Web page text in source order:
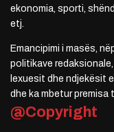
ekonomia, sporti,
etj.
Emancipimi i masës,
politikave
lexuesit dhe ndjekësit
dhe ka mbetur premisa
@Copyright